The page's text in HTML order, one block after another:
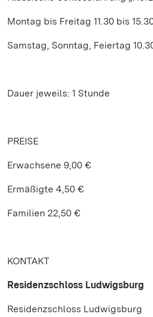
Montag bis Freitag 11.30 bis
Samstag, Sonntag, Feiertag
Dauer jeweils: 1 Stunde
PREISE
Erwachsene 9,00 €
Ermäßigte 4,50 €
Familien 22,50 €
KONTAKT
Residenzschloss Ludwigsburg
Residenzschloss Ludwigsburg